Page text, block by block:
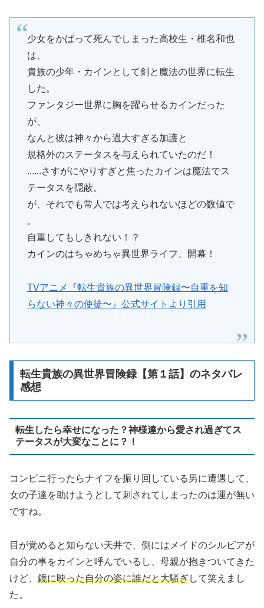
少女をかばって死んでしまった高校生・椎名和也
は、
貴族の少年・カインとして剣と魔法の世界に転生
した。
ファンタジー世界に胸を躍らせるカインだった
が、
なんと彼は神々から過大すぎる加護と
規格外のステータスを与えられていたのだ！
......さすがにやりすぎと焦ったカインは魔法でス
テータスを隠蔽。
が、それでも常人では考えられないほどの数値で
。
自重してもしきれない！？
カインのはちゃめちゃ異世界ライフ、開幕！
TVアニメ『転生貴族の異世界冒険録〜自重を知
らない神々の使徒〜』公式サイトより引用
転生貴族の異世界冒険録【第１話】のネタバレ
感想
転生したら幸せになった？神様達から愛され過ぎてス
テータスが大変なことに？！
コンビニ行ったらナイフを振り回している男に遭遇して、
女の子達を助けようとして刺されてしまったのは運が無い
ですね。
目が覚めると知らない天井で、側にはメイドのシルビアが
自分の事をカインと呼んでいるし、母親が抱きついてきた
けど、 鏡に映った自分の姿に誰だと大騒ぎして笑えまし
た。